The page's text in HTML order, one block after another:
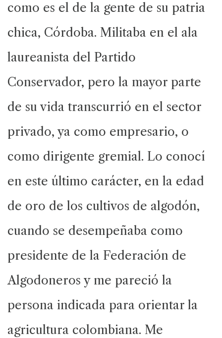
como es el de la gente de su patria
chica, Córdoba. Militaba en el ala
laureanista del Partido
Conservador, pero la mayor parte
de su vida transcurrió en el sector
privado, ya como empresario, o
como dirigente gremial. Lo conocí
en este último carácter, en la edad
de oro de los cultivos de algodón,
cuando se desempeñaba como
presidente de la Federación de
Algodoneros y me pareció la
persona indicada para orientar la
agricultura colombiana. Me